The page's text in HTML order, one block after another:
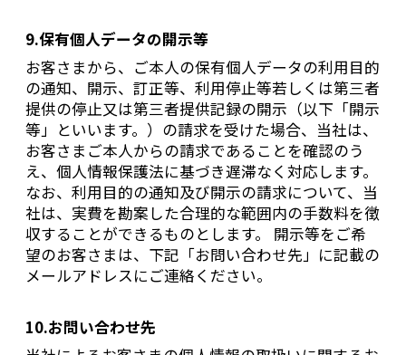
9.保有個人データの開示等
お客さまから、ご本人の保有個人データの利用目的
の通知、開示、訂正等、利用停止等若しくは第三者
提供の停止又は第三者提供記録の開示（以下「開示
等」といいます。）の請求を受けた場合、当社は、
お客さまご本人からの請求であることを確認のう
え、個人情報保護法に基づき遅滞なく対応します。
なお、利用目的の通知及び開示の請求について、当
社は、実費を勘案した合理的な範囲内の手数料を徴
収することができるものとします。 開示等をご希
望のお客さまは、下記「お問い合わせ先」に記載の
メールアドレスにご連絡ください。
10.お問い合わせ先